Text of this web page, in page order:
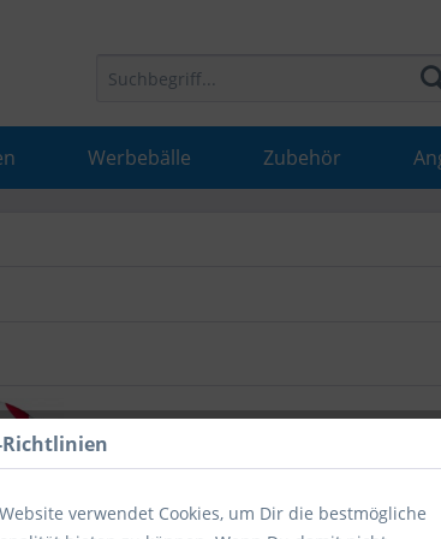
Werbebälle Zubehör
Richtlinien
verwendet Cookies, um Dir die bestmögliche